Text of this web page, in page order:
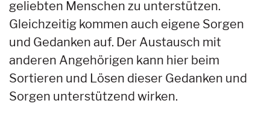
geliebten Menschen zu unterstützen.
Gleichzeitig kommen auch eigene Sorgen
und Gedanken auf. Der Austausch mit
anderen Angehörigen kann hier beim
Sortieren und Lösen dieser Gedanken und
Sorgen unterstützend wirken.